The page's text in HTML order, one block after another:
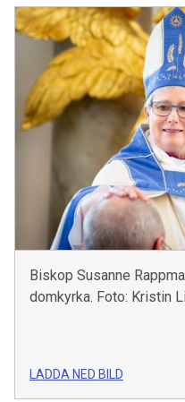
Biskop Susanne
domkyrka. Foto: Kristin
LADDA NED BILD